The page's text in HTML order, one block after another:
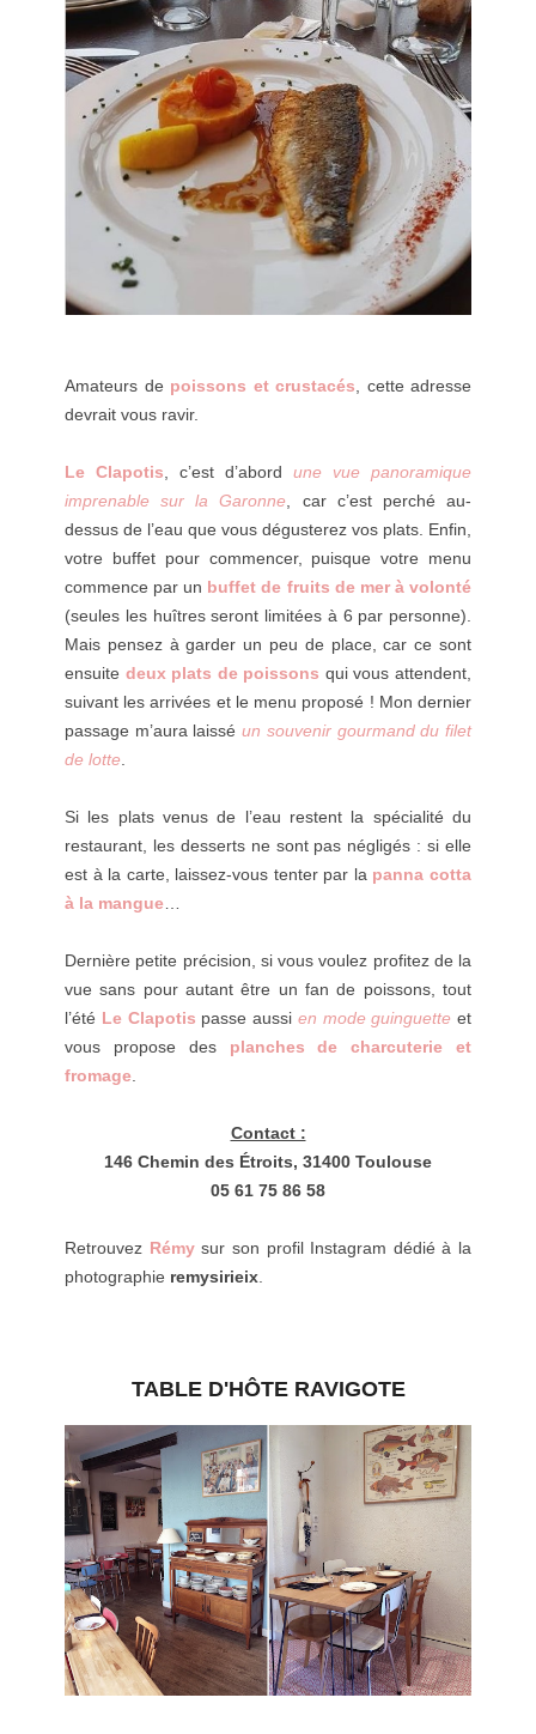
Amateurs de poissons et crustacés , cette adresse
devrait vous ravir.
Le Clapotis , c’est d’abord une vue panoramique
imprenable sur la Garonne , car c’est perché au-
dessus de l’eau que vous dégusterez vos plats. Enfin,
votre buffet pour commencer, puisque votre menu
commence par un buffet de fruits de mer à volonté
(seules les huîtres seront limitées à 6 par personne).
Mais pensez à garder un peu de place, car ce sont
ensuite deux plats de poissons qui vous attendent,
suivant les arrivées et le menu proposé ! Mon dernier
passage m’aura laisséun souvenir gourmand du filet
de lotte
Si les plats venus de l’eau restent la spécialité du
restaurant, les desserts ne sont pas négligés : si elle
est à la carte, laissez-vous tenter par la panna cotta
à la mangue
Dernière petite précision, si vous voulez profitez de la
vue sans pour autant être un fan de poissons, tout
l’été Le Clapotis passe aussi en mode guinguette et
vous propose des planches de charcuterie et
fromage
Contact :
146 Chemin des Étroits, 31400 Toulouse
05 61 75 86 58
Retrouvez Rémysur son profil Instagram dédié à la
photographie remysirieix
TABLE D'HÔTE RAVIGOTE